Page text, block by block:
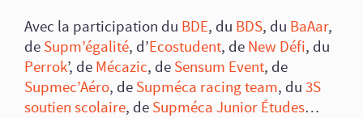
Avec la participation du BDE, du BDS, du BaAar,
de Supm’égalité, d’Ecostudent, de New Défi, du
Perrok’, de Mécazic, de Sensum Event, de
Supmec’Aéro, de Supméca racing team, du 3S
soutien scolaire, de Supméca Junior Études…